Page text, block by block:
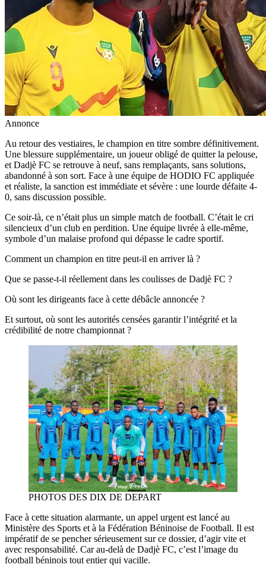
Annonce
Au retour des vestiaires, le champion en titre sombre définitivement.
Une blessure supplémentaire, un joueur obligé de quitter la pelouse,
et Dadjè FC se retrouve à neuf, sans remplaçants, sans solutions,
abandonné à son sort. Face à une équipe de HODIO FC appliquée
et réaliste, la sanction est immédiate et sévère : une lourde défaite 4-
0, sans discussion possible.
Ce soir-là, ce n’était plus un simple match de football. C’était le cri
silencieux d’un club en perdition. Une équipe livrée à elle-même,
symbole d’un malaise profond qui dépasse le cadre sportif.
Comment un champion en titre peut-il en arriver là ?
Que se passe-t-il réellement dans les coulisses de Dadjè FC ?
Où sont les dirigeants face à cette débâcle annoncée ?
Et surtout, où sont les autorités censées garantir l’intégrité et la
crédibilité de notre championnat ?
PHOTOS DES DIX DE DEPART
Face à cette situation alarmante, un appel urgent est lancé au
Ministère des Sports et à la Fédération Béninoise de Football. Il est
impératif de se pencher sérieusement sur ce dossier, d’agir vite et
avec responsabilité. Car au-delà de Dadjè FC, c’est l’image du
football béninois tout entier qui vacille.